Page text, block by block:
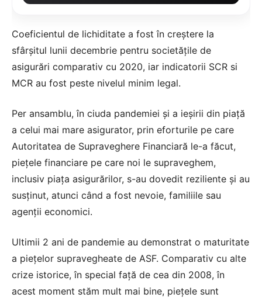
Coeficientul de lichiditate a fost în creștere la
sfârșitul lunii decembrie pentru societățile de
asigurări comparativ cu 2020, iar indicatorii SCR si
MCR au fost peste nivelul minim legal.
Per ansamblu, în ciuda pandemiei și a ieșirii din piață
a celui mai mare asigurator, prin eforturile pe care
Autoritatea de Supraveghere Financiară le-a făcut,
piețele financiare pe care noi le supraveghem,
inclusiv piața asigurărilor, s-au dovedit reziliente și au
susținut, atunci când a fost nevoie, familiile sau
agenții economici.
Ultimii 2 ani de pandemie au demonstrat o maturitate
a piețelor supravegheate de ASF. Comparativ cu alte
crize istorice, în special față de cea din 2008, în
acest moment stăm mult mai bine, piețele sunt